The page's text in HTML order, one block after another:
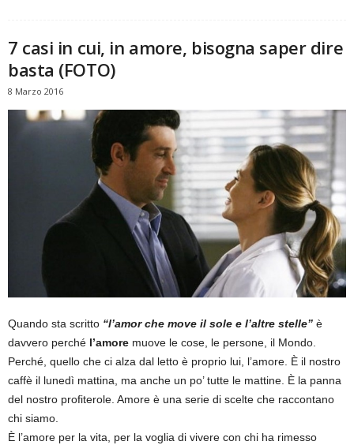
7 casi in cui, in amore, bisogna saper dire
basta (FOTO)
8 Marzo 2016
Quando sta scritto “l’amor che move il sole e l’altre stelle” è
davvero perché l’amore muove le cose, le persone, il Mondo.
Perché, quello che ci alza dal letto è proprio lui, l’amore. È il nostro
caffè il lunedì mattina, ma anche un po’ tutte le mattine. È la panna
del nostro profiterole. Amore è una serie di scelte che raccontano
chi siamo.
È l’amore per la vita, per la voglia di vivere con chi ha rimesso